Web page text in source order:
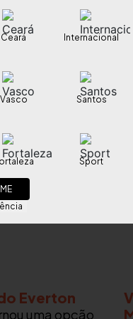
Everton
uma opção
Ceará Internacional
Vasco Santos
Sport